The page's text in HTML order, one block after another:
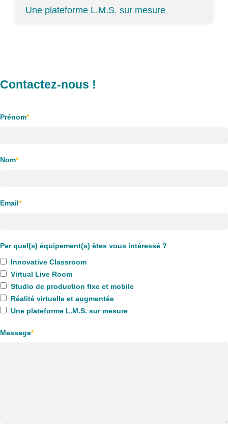
Une plateforme L.M.S. sur mesure
Contactez-nous !
Prénom*
Nom*
Email*
Par quel(s) équipement(s) êtes vous intéressé ?
Innovative Classroom
Virtual Live Room
Studio de production fixe et mobile
Réalité virtuelle et augmentée
Une plateforme L.M.S. sur mesure
Message*